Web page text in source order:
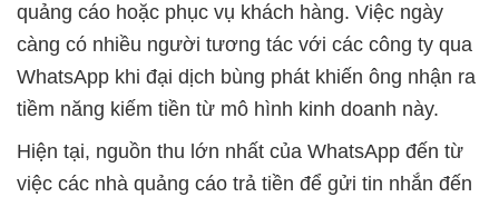
quảng cáo hoặc phục vụ khách hàng. Việc ngày
càng có nhiều người tương tác với các công ty qua
WhatsApp khi đại dịch bùng phát khiến ông nhận ra
tiềm năng kiếm tiền từ mô hình kinh doanh này.
Hiện tại, nguồn thu lớn nhất của WhatsApp đến từ
việc các nhà quảng cáo trả tiền để gửi tin nhắn đến